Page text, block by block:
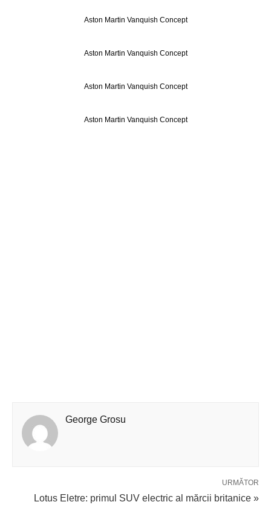
Aston Martin Vanquish Concept
Aston Martin Vanquish Concept
Aston Martin Vanquish Concept
Aston Martin Vanquish Concept
George Grosu
URMĂTOR
Lotus Eletre: primul SUV electric al mărcii britanice »